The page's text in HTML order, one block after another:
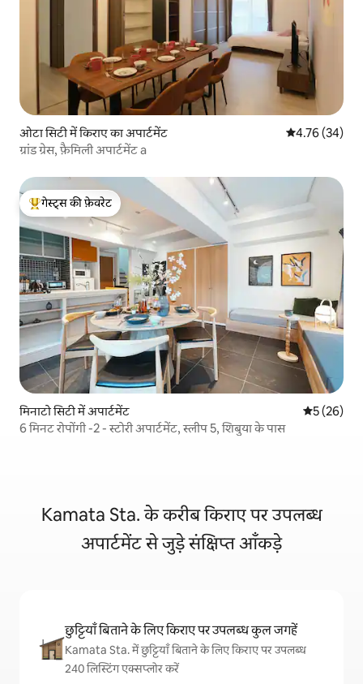
ओटा सिटी में किराए का अपार्टमेंट औसत रेटिंग 5 में
4.76 (34)
ग्रांड ग्रेस, फ़ैमिली अपार्टमेंट a
गेस्ट्स का टॉप फ़ेवरेट
गेस्ट्स की फ़ेवरेट
मिनाटो सिटी में अपार्टमेंट औसत रेटिंग
5 (26)
6 मिनट रोपोंगी -2 - स्टोरी अपार्टमेंट, स्लीप 5, शिबुया के पास
Kamata Sta. के करीब किराए पर उपलब्ध
अपार्टमेंट से जुड़े संक्षिप्त आँकड़े
छुट्टियाँ बिताने के लिए किराए पर उपलब्ध कुल जगहें
Kamata Sta. में छुट्टियाँ बिताने के लिए किराए पर उपलब्ध
240 लिस्टिंग एक्सप्लोर करें